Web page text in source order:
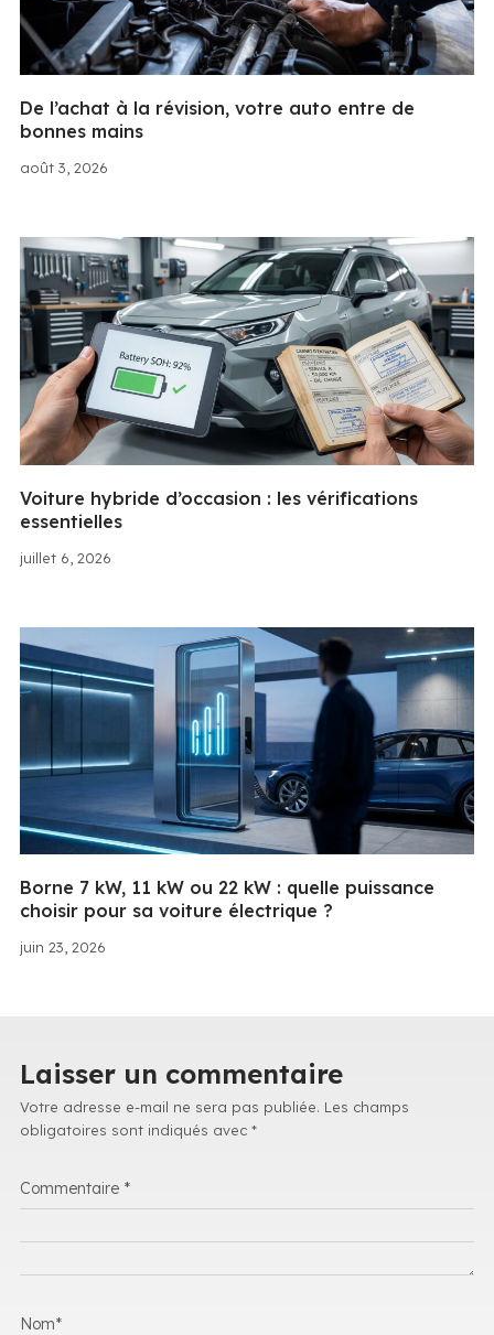
août 3, 2026
De l’achat à la révision, votre auto entre de
bonnes mains
juillet 6, 2026
Voiture hybride d’occasion : les vérifications
essentielles
juin 23, 2026
Borne 7 kW, 11 kW ou 22 kW : quelle puissance
choisir pour sa voiture électrique ?
Laisser un commentaire
Votre adresse e-mail ne sera pas publiée. Les champs
obligatoires sont indiqués avec *
Commentaire *
Nom*